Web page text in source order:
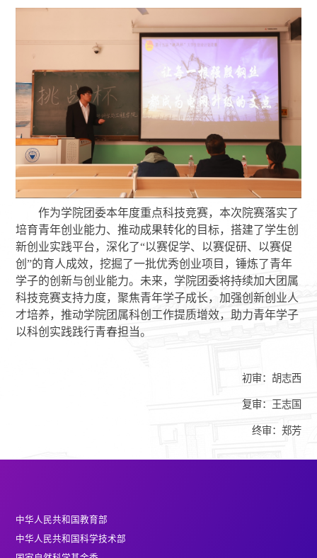
作为学院团委本年度重点科技竞赛，本次院赛落实了
培育青年创业能力、推动成果转化的目标，搭建了学生创
新创业实践平台，深化了“以赛促学、以赛促研、以赛促
创”的育人成效，挖掘了一批优秀创业项目，锤炼了青年
学子的创新与创业能力。未来，学院团委将持续加大团属
科技竞赛支持力度，聚焦青年学子成长，加强创新创业人
才培养，推动学院团属科创工作提质增效，助力青年学子
以科创实践践行青春担当。
初审：胡志西
复审：王志国
终审：郑芳
中华人民共和国教育部
中华人民共和国科学技术部